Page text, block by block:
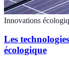
Innovations
Les
écologique